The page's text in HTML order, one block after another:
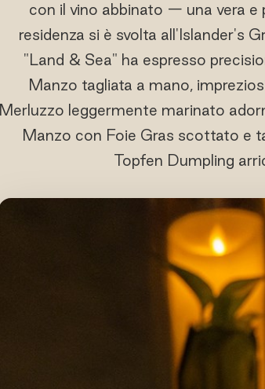
con il vino abbinato — una vera e
residenza si è svolta all'Islander's
"Land & Sea" ha espresso
Manzo tagliata a mano,
Merluzzo leggermente marinato
Manzo con Foie Gras scottato e
Topfen Dumpling